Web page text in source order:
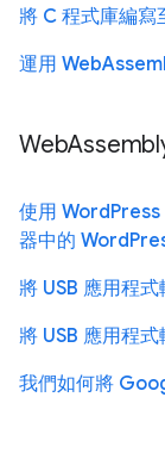
將 C 程式庫編寫
運用
使用
器中的
將 USB 應用程
將 USB 應用程
我們如何將